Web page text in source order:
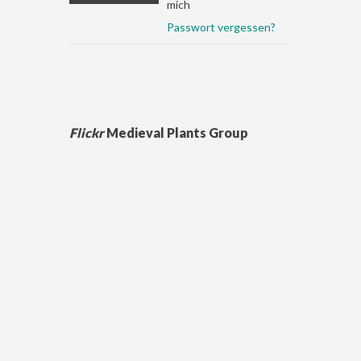
mich
Passwort vergessen?
FlickrMedieval Plants Group